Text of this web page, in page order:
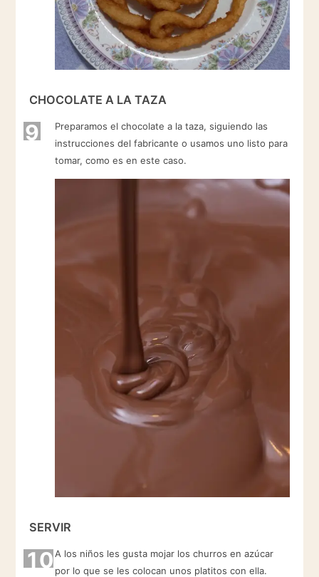
CHOCOLATE A LA TAZA
9
Preparamos el chocolate a la taza, siguiendo las
instrucciones del fabricante o usamos uno listo para
tomar, como es en este caso.
SERVIR
10A los niños les gusta mojar los churros en azúcar
por lo que se les colocan unos platitos con ella.